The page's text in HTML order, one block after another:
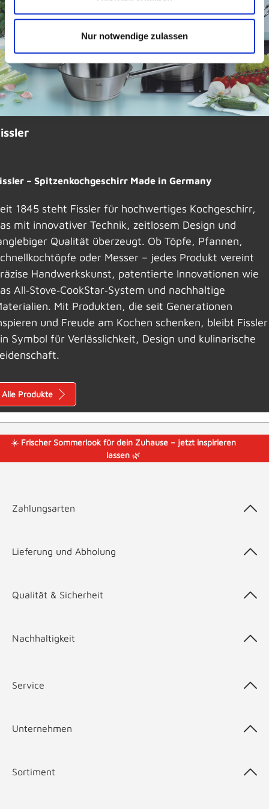
Nur notwendige zulassen
– Spitzenkochgeschirr Made in Germany
1845 steht Fissler für hochwertiges Kochgeschirr,
mit innovativer Technik, zeitlosem Design und
Qualität überzeugt. Ob Töpfe, Pfannen,
oder Messer – jedes Produkt vereint
Handwerkskunst, patentierte Innovationen wie
All‑Stove‑CookStar‑System und nachhaltige
Mit Produkten, die seit Generationen
und Freude am Kochen schenken, bleibt Fissler
Symbol für Verlässlichkeit, Design und kulinarische
Alle Produkte
☀️ Frischer Sommerlook für dein Zuhause – jetzt inspirieren
lassen🌿
Zahlungsarten
Lieferung und Abholung
Qualität & Sicherheit
Nachhaltigkeit
Service
Unternehmen
Sortiment